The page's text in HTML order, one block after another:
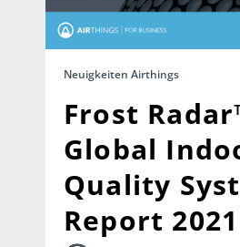
Neuigkeiten Airthings
Frost
Global
Quality
Report 2021